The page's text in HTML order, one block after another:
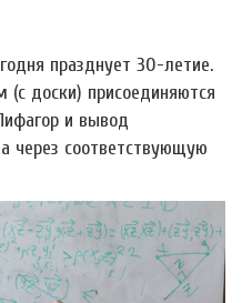
празднует 30-летие.
доски) присоединяются
и вывод
через соответствующую